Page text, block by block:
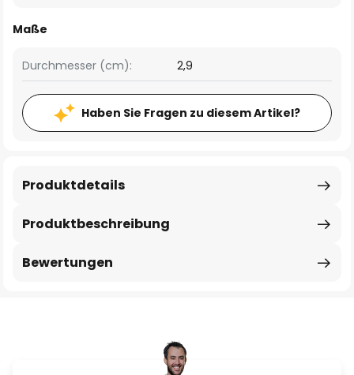
Maße
Durchmesser (cm): 2,9
Haben Sie Fragen zu diesem Artikel?
Produktbeschreibung
Produktdetails
Bewertungen